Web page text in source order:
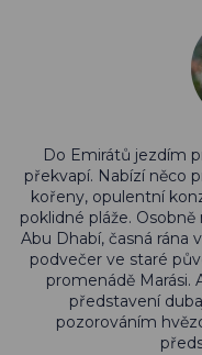
Do Emirátů jezdím
překvapí. Nabízí něco
kořeny, opulentní
poklidné pláže.
Abu Dhabí, časná rána
podvečer ve staré
promenádě Marási.
představení
pozorováním